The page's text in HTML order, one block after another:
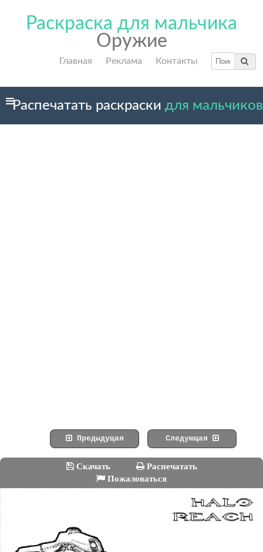
Раскраска для мальчика
Оружие
Главная Реклама Контакты
Распечатать раскраски для мальчиков
Предыдущая Следующая
Скачать
Распечатать
Пожаловаться